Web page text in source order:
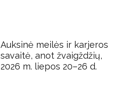
Auksinė meilės ir karjeros
savaitė, anot žvaigždžių,
2026 m. liepos 20–26 d.